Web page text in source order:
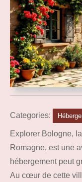
Categories:
Explorer Bologne,
Romagne, est une
hébergement peut
Au cœur de cette